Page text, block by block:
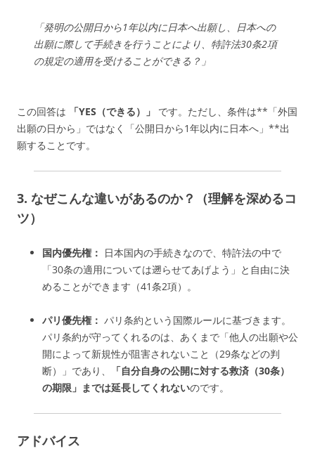
「発明の公開日から1年以内に日本へ出願し、日本への
出願に際して手続きを行うことにより、特許法30条2項
の規定の適用を受けることができる？」
この回答は 「YES（できる）」
です。ただし、条件は**「外国
出願の日から」ではなく「公開日から1年以内に日本へ」**出
願することです。
3. なぜこんな違いがあるのか？（理解を深めるコ
ツ）
国内優先権： 日本国内の手続きなので、特許法の中で
「30条の適用については遡らせてあげよう」と自由に決
めることができます（41条2項）。
パリ優先権： パリ条約という国際ルールに基づきます。
パリ条約が守ってくれるのは、あくまで「他人の出願や公
開によって新規性が阻害されないこと（29条などの判
断）」であり、
「自分自身の公開に対する救済（30条）
の期限」までは延長してくれないのです。
アドバイス